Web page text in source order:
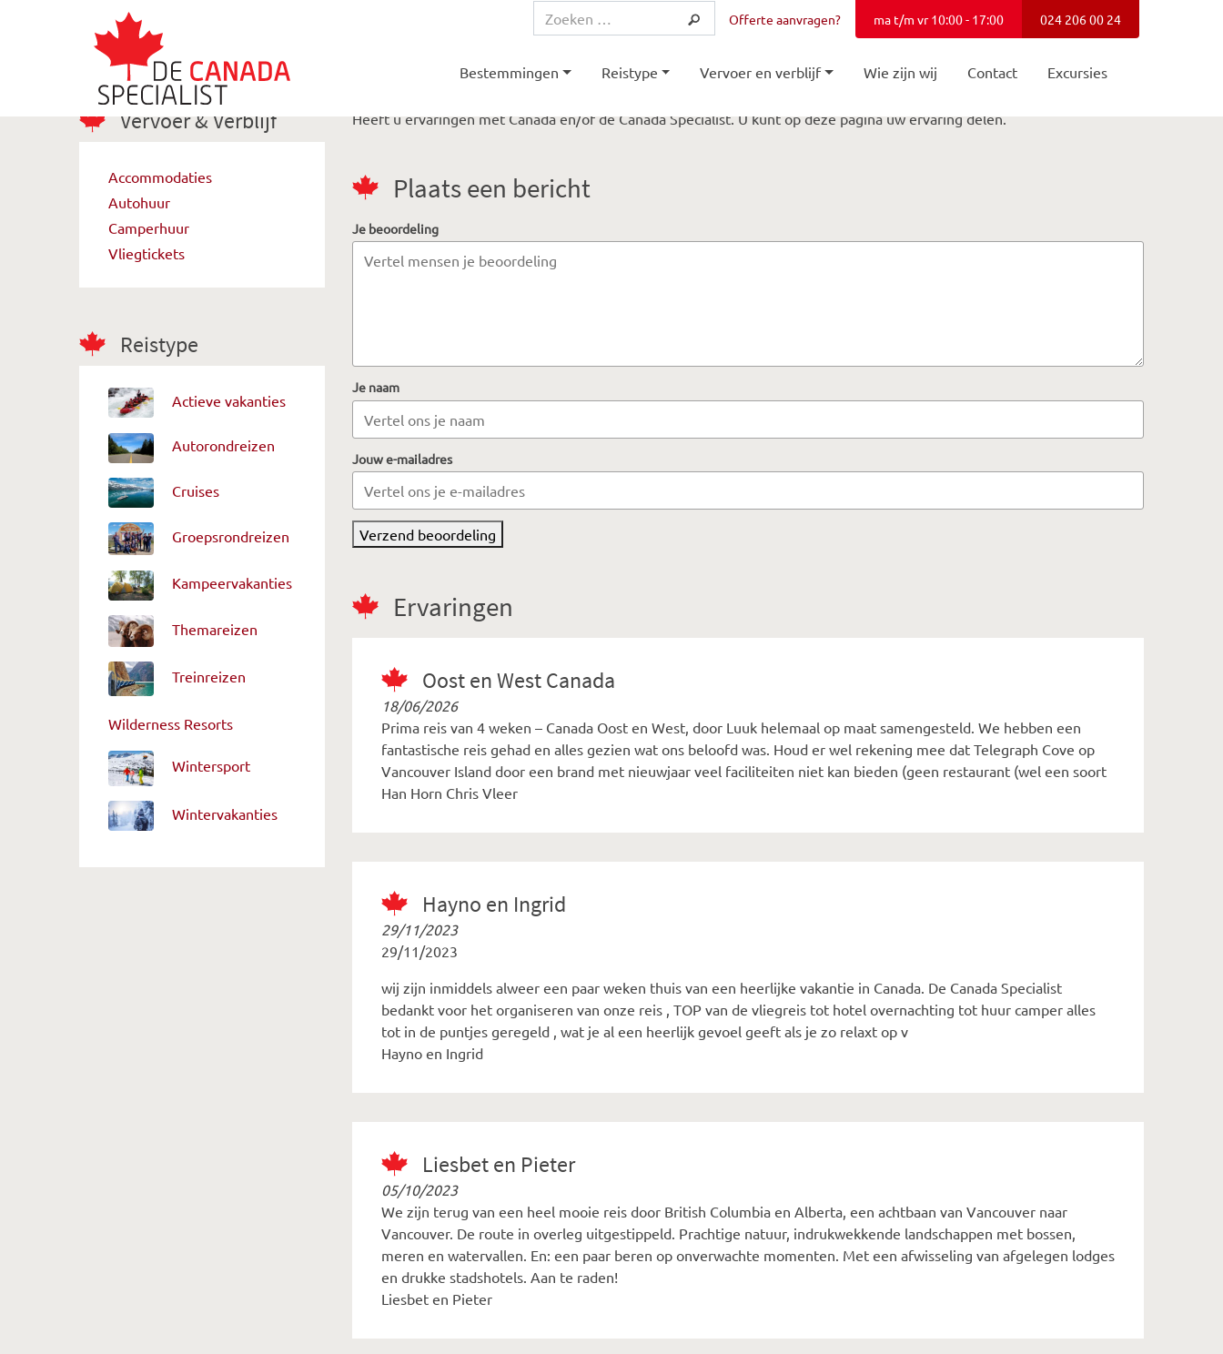
Offerte aanvragen? ma t/m vr 10:00 - 17:00 024 206 00 24
Bestemmingen Reistype Vervoer en verblijf Wie zijn wij Contact Excursies
Vervoer & Verblijf
Accommodaties
Autohuur
Camperhuur
Vliegtickets
Reistype
Actieve vakanties
Autorondreizen
Cruises
Groepsrondreizen
Kampeervakanties
Themareizen
Treinreizen
Wilderness Resorts
Wintersport
Wintervakanties
Heeft u ervaringen met Canada en/of de Canada Specialist. U kunt op deze pagina uw ervaring delen.
Plaats een bericht
Je beoordeling
Je naam
Jouw e-mailadres
Verzend beoordeling
Ervaringen
Oost en West Canada
18/06/2026
Prima reis van 4 weken – Canada Oost en West, door Luuk helemaal op maat samengesteld. We hebben een
fantastische reis gehad en alles gezien wat ons beloofd was. Houd er wel rekening mee dat Telegraph Cove op
Vancouver Island door een brand met nieuwjaar veel faciliteiten niet kan bieden (geen restaurant (wel een soort
Han Horn Chris Vleer
Hayno en Ingrid
29/11/2023
29/11/2023
wij zijn inmiddels alweer een paar weken thuis van een heerlijke vakantie in Canada. De Canada Specialist
bedankt voor het organiseren van onze reis , TOP van de vliegreis tot hotel overnachting tot huur camper alles
tot in de puntjes geregeld , wat je al een heerlijk gevoel geeft als je zo relaxt op v
Hayno en Ingrid
Liesbet en Pieter
05/10/2023
We zijn terug van een heel mooie reis door British Columbia en Alberta, een achtbaan van Vancouver naar
Vancouver. De route in overleg uitgestippeld. Prachtige natuur, indrukwekkende landschappen met bossen,
meren en watervallen. En: een paar beren op onverwachte momenten. Met een afwisseling van afgelegen lodges
en drukke stadshotels. Aan te raden!
Liesbet en Pieter